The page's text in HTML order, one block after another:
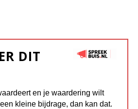
DIT
en je waardering wilt
kleine bijdrage, dan kan dat.